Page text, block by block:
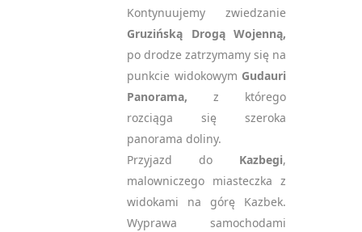
Kontynuujemy zwiedzanie
Gruzińską Drogą Wojenną,
po drodze zatrzymamy się na
punkcie widokowym Gudauri
Panorama, z którego
rozciąga się szeroka
panorama doliny.
Przyjazd do Kazbegi,
malowniczego miasteczka z
widokami na górę Kazbek.
Wyprawa samochodami